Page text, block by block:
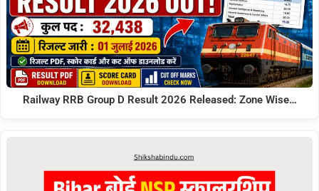
Railway RRB Group D Result 2026 Released: Zone Wise…